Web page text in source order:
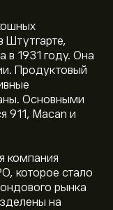
Штутгарте,
в 1931 году. Она
Продуктовый
Основными
911, Macan и
компания
которое стало
рынка
на